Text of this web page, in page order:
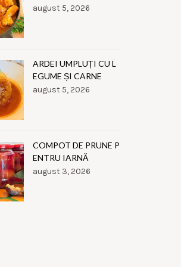
august 5, 2026
ARDEI UMPLUȚI CU L
EGUME ȘI CARNE
august 5, 2026
COMPOT DE PRUNE P
ENTRU IARNĂ
august 3, 2026